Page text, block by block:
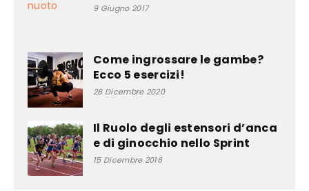
9 Giugno 2017
Come ingrossare le gambe?
Ecco 5 esercizi!
28 Dicembre 2020
Il Ruolo degli estensori d’anca
e di ginocchio nello Sprint
15 Dicembre 2016